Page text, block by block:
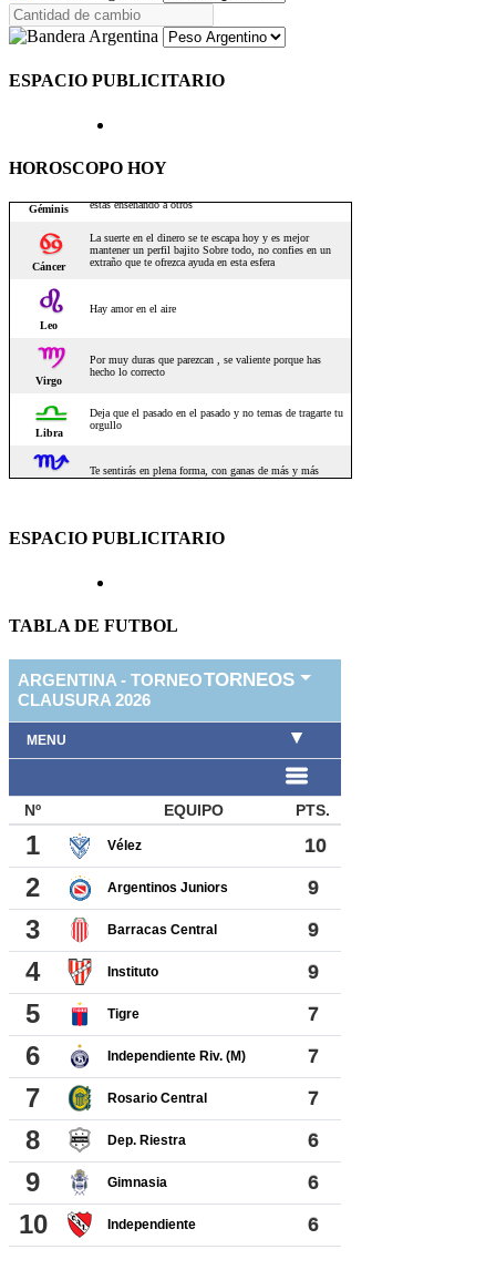
ESPACIO PUBLICITARIO
HOROSCOPO HOY
ESPACIO PUBLICITARIO
TABLA DE FUTBOL